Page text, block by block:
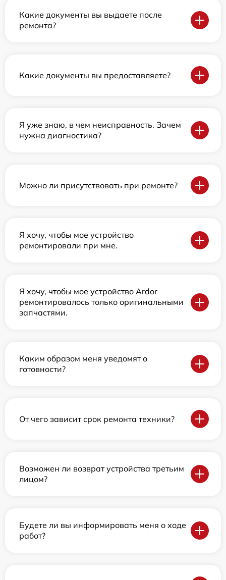
Какие документы вы выдаете после
ремонта?
Какие документы вы предоставляете?
Я уже знаю, в чем неисправность. Зачем
нужна диагностика?
Можно ли присутствовать при ремонте?
Я хочу, чтобы мое устройство
ремонтировали при мне.
Я хочу, чтобы мое устройство Ardor
ремонтировалось только оригинальными
запчастями.
Каким образом меня уведомят о
готовности?
От чего зависит срок ремонта техники?
Возможен ли возврат устройства третьим
лицом?
Будете ли вы информировать меня о ходе
работ?